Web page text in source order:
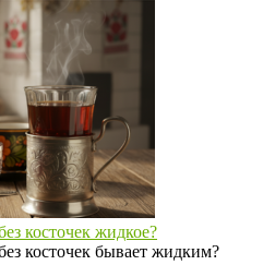
косточек жидкое?
косточек бывает жидким?